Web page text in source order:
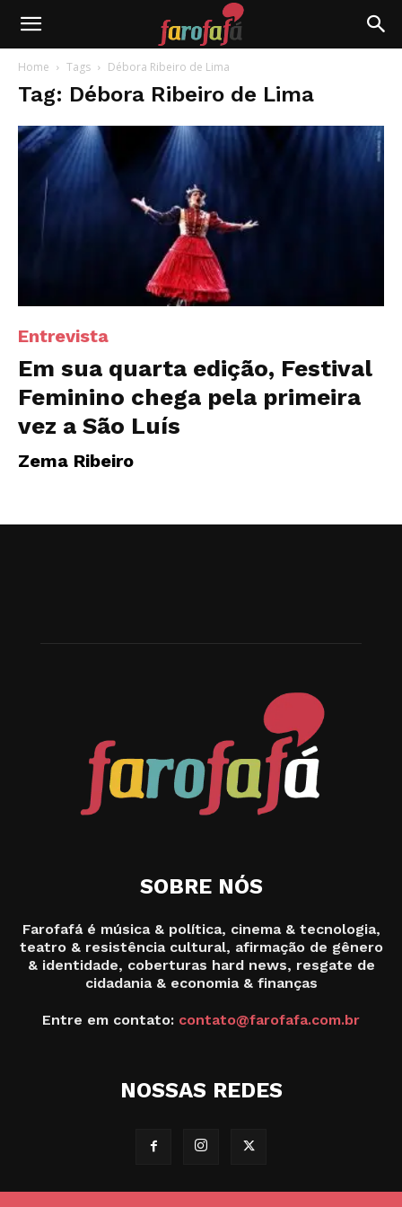
Farofafá
Home Tags Débora Ribeiro de Lima
Tag: Débora Ribeiro de Lima
Entrevista
Em sua quarta edição, Festival
Feminino chega pela primeira
vez a São Luís
Zema Ribeiro
SOBRE NÓS
Farofafá é música & política, cinema & tecnologia,
teatro & resistência cultural, afirmação de gênero
& identidade, coberturas hard news, resgate de
cidadania & economia & finanças
Entre em contato: contato@farofafa.com.br
NOSSAS REDES